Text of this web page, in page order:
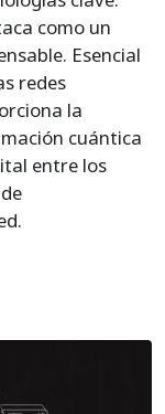
como un
Esencial
redes
la
cuántica
entre los